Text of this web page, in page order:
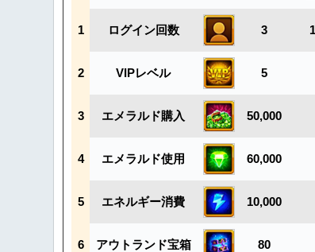
1 ログイン回数 3
2 VIPレベル 5
3 エメラルド購入 50,000
4 エメラルド使用 60,000
5 エネルギー消費 10,000
6 アウトランド宝箱 80